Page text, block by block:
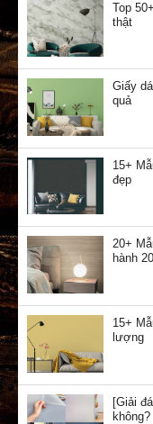
Top
thật
Giấy
quả
15+
đẹp
20+
hành
15+
lượng
[Giải
không?